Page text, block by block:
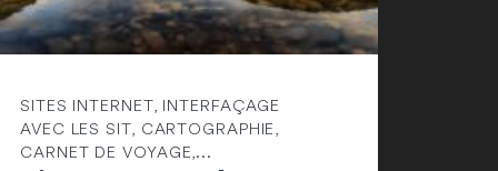
SITES INTERNET, INTERFAÇAGE
AVEC LES SIT, CARTOGRAPHIE,
CARNET DE VOYAGE,...